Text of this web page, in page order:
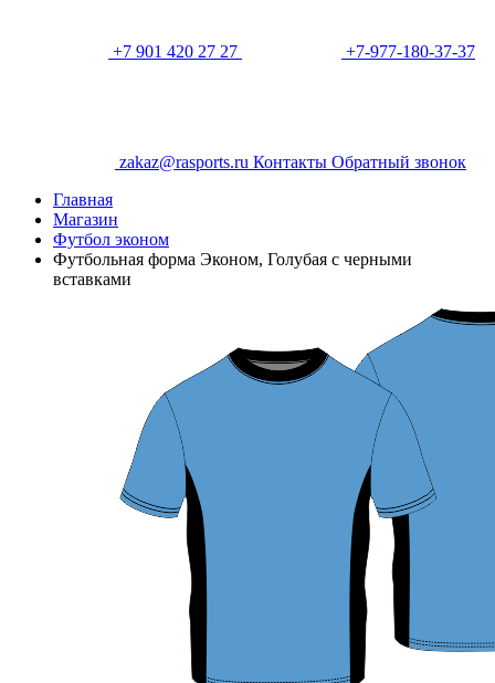
+7 901 420 27 27 +7-977-180-37-37
zakaz@rasports.ru Контакты Обратный звонок
Главная
Магазин
Футбол эконом
Футбольная форма Эконом, Голубая с черными
вставками